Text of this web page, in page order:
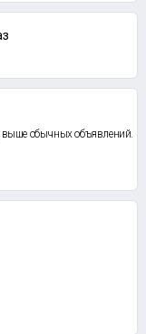
выше обычных объявлений.